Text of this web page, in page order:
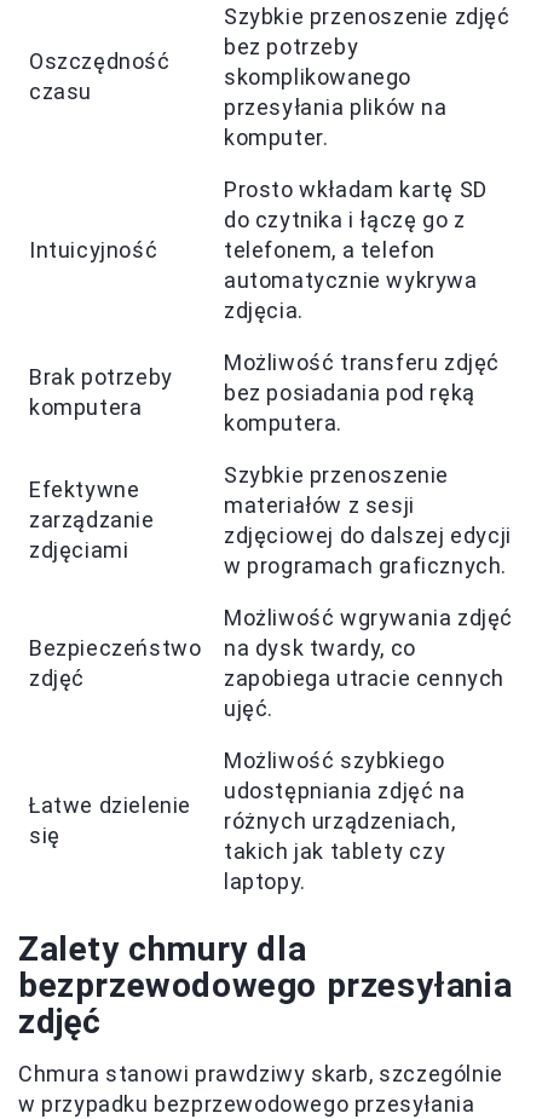
Oszczędność
czasu
Szybkie przenoszenie zdjęć
bez potrzeby
skomplikowanego
przesyłania plików na
komputer.
Intuicyjność
Prosto wkładam kartę SD
do czytnika i łączę go z
telefonem, a telefon
automatycznie wykrywa
zdjęcia.
Brak potrzeby
komputera
Możliwość transferu zdjęć
bez posiadania pod ręką
komputera.
Efektywne
zarządzanie
zdjęciami
Szybkie przenoszenie
materiałów z sesji
zdjęciowej do dalszej edycji
w programach graficznych.
Bezpieczeństwo
zdjęć
Możliwość wgrywania zdjęć
na dysk twardy, co
zapobiega utracie cennych
ujęć.
Łatwe dzielenie
się
Możliwość szybkiego
udostępniania zdjęć na
różnych urządzeniach,
takich jak tablety czy
laptopy.
Zalety chmury dla
bezprzewodowego przesyłania
zdjęć
Chmura stanowi prawdziwy skarb, szczególnie
w przypadku bezprzewodowego przesyłania